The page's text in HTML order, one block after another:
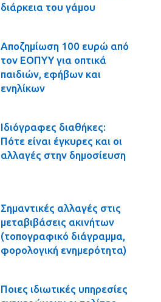
διάρκεια του γάμου
Αποζημίωση 100 ευρώ από
τον ΕΟΠΥΥ για οπτικά
παιδιών, εφήβων και
ενηλίκων
Ιδιόγραφες διαθήκες:
Πότε είναι έγκυρες και οι
αλλαγές στην δημοσίευση
Σημαντικές αλλαγές στις
μεταβιβάσεις ακινήτων
(τοπογραφικό διάγραμμα,
φορολογική ενημερότητα)
Ποιες ιδιωτικές υπηρεσίες